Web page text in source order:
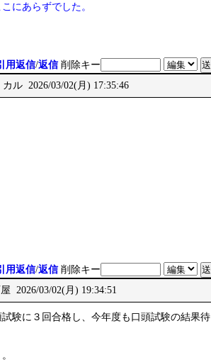
にあらずでした。
用返信/返信 削除キー
カル 2026/03/02(月) 17:35:46
用返信/返信 削除キー
2026/03/02(月) 19:34:51
験に３回合格し、今年度も口頭試験の結果待